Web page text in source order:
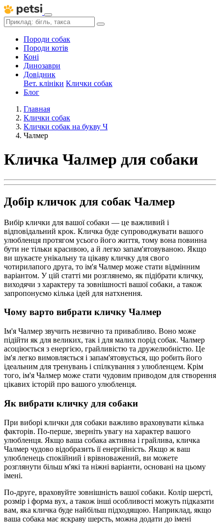
Породи собак
Породи котів
Коні
Динозаври
Довідник
Вет. клініки Клички собак
Блог
Главная
Клички собак
Клички собак на букву Ч
Чалмер
Кличка Чалмер для собаки
Добір кличок для собак Чалмер
Вибір клички для вашої собаки — це важливий і
відповідальний крок. Кличка буде супроводжувати вашого
улюбленця протягом усього його життя, тому вона повинна
бути не тільки красивою, а й легко запам'ятовуваною. Якщо
ви шукаєте унікальну та цікаву кличку для свого
чотирилапого друга, то ім'я Чалмер може стати відмінним
варіантом. У цій статті ми розглянемо, як підібрати кличку,
виходячи з характеру та зовнішності вашої собаки, а також
запропонуємо кілька ідей для натхнення.
Чому варто вибрати кличку Чалмер
Ім'я Чалмер звучить незвично та привабливо. Воно може
підійти як для великих, так і для малих порід собак. Чалмер
асоціюється з енергією, грайливістю та дружелюбністю. Це
ім'я легко вимовляється і запам'ятовується, що робить його
ідеальним для тренувань і спілкування з улюбленцем. Крім
того, ім'я Чалмер може стати чудовим приводом для створення
цікавих історій про вашого улюбленця.
Як вибрати кличку для собаки
При виборі клички для собаки важливо враховувати кілька
факторів. По-перше, зверніть увагу на характер вашого
улюбленця. Якщо ваша собака активна і грайлива, кличка
Чалмер чудово відобразить її енергійність. Якщо ж ваш
улюбленець спокійний і врівноважений, ви можете
розглянути більш м'які та ніжні варіанти, основані на цьому
імені.
По-друге, враховуйте зовнішність вашої собаки. Колір шерсті,
розмір і форма вух, а також інші особливості можуть підказати
вам, яка кличка буде найбільш підходящою. Наприклад, якщо
ваша собака має яскраву шерсть, можна додати до імені